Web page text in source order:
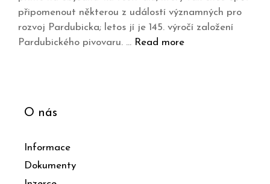
připomenout některou z událostí významných pro
rozvoj Pardubicka; letos jí je 145. výročí založení
Pardubického pivovaru. … Read more
O nás
Informace
Dokumenty